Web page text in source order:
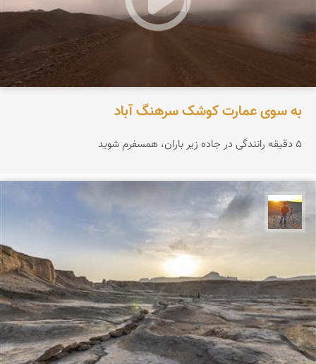
به سوی عمارت کوشک سرهنگ آباد
۵ دقیقه رانندگی در جاده زیر باران، همسفرم شوید
مهدی مخلصیان